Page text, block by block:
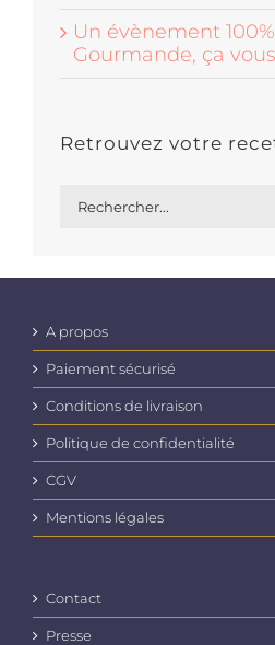
Un évènement
Gourmande, ça
Retrouvez votre
A propos
Paiement sécurisé
Conditions de livraison
Politique de confidentialité
CGV
Mentions légales
Contact
Presse